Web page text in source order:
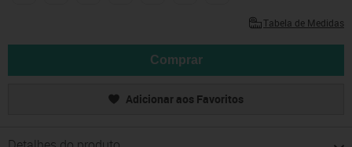
Tabela de Medidas
Comprar
Adicionar aos Favoritos